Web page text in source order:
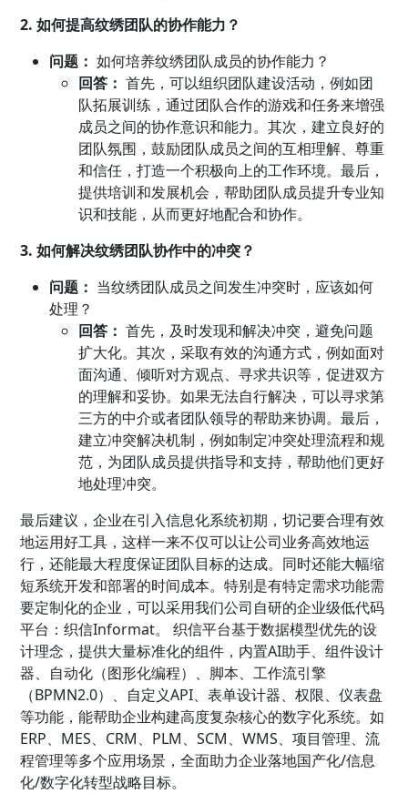
2. 如何提高纹绣团队的协作能力？
问题： 如何培养纹绣团队成员的协作能力？
回答： 首先，可以组织团队建设活动，例如团
队拓展训练，通过团队合作的游戏和任务来增强
成员之间的协作意识和能力。其次，建立良好的
团队氛围，鼓励团队成员之间的互相理解、尊重
和信任，打造一个积极向上的工作环境。最后，
提供培训和发展机会，帮助团队成员提升专业知
识和技能，从而更好地配合和协作。
3. 如何解决纹绣团队协作中的冲突？
问题： 当纹绣团队成员之间发生冲突时，应该如何
处理？
回答： 首先，及时发现和解决冲突，避免问题
扩大化。其次，采取有效的沟通方式，例如面对
面沟通、倾听对方观点、寻求共识等，促进双方
的理解和妥协。如果无法自行解决，可以寻求第
三方的中介或者团队领导的帮助来协调。最后，
建立冲突解决机制，例如制定冲突处理流程和规
范，为团队成员提供指导和支持，帮助他们更好
地处理冲突。
最后建议，企业在引入信息化系统初期，切记要合理有效
地运用好工具，这样一来不仅可以让公司业务高效地运
行，还能最大程度保证团队目标的达成。同时还能大幅缩
短系统开发和部署的时间成本。特别是有特定需求功能需
要定制化的企业，可以采用我们公司自研的企业级低代码
平台：织信Informat。 织信平台基于数据模型优先的设
计理念，提供大量标准化的组件，内置AI助手、组件设计
器、自动化（图形化编程）、脚本、工作流引擎
（BPMN2.0）、自定义API、表单设计器、权限、仪表盘
等功能，能帮助企业构建高度复杂核心的数字化系统。如
ERP、MES、CRM、PLM、SCM、WMS、项目管理、流
程管理等多个应用场景，全面助力企业落地国产化/信息
化/数字化转型战略目标。